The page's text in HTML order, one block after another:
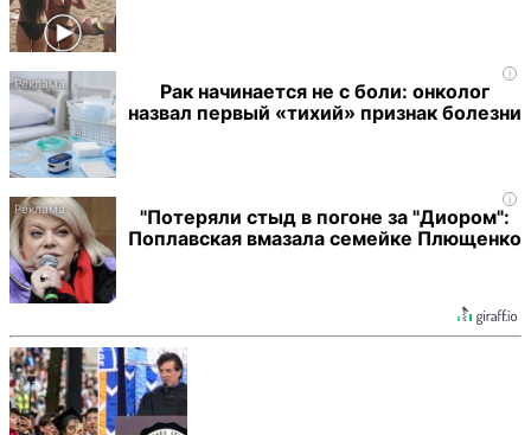
i
Рак начинается не с боли: онколог
назвал первый «тихий» признак болезни
i
"Потеряли стыд в погоне за "Диором":
Поплавская вмазала семейке Плющенко